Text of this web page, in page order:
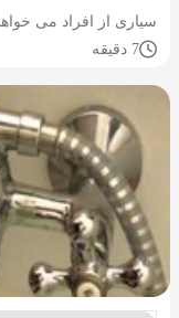
سیاری از افراد می
7 دقیقه